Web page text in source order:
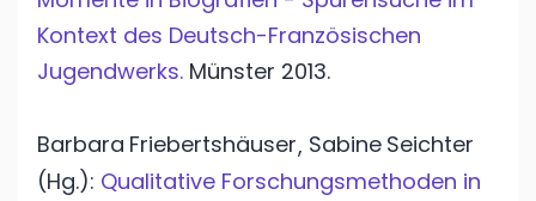
Kontext des Deutsch-Französischen
Jugendwerks. Münster 2013.
Barbara Friebertshäuser, Sabine Seichter
(Hg.): Qualitative Forschungsmethoden in